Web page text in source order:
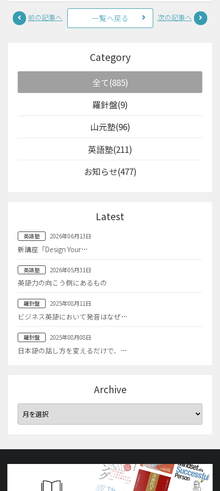
前の記事へ 一覧へ戻る 次の記事へ
Category
全て(885)
羅針盤(9)
山元塾(96)
英語塾(211)
お知らせ(477)
Latest
英語塾 2026年06月13日
新講座「Design Your…
英語塾 2026年05月31日
英語力の向こう側にあるもの
羅針盤 2025年08月11日
ビジネス英語において発音はなぜ…
羅針盤 2025年08月08日
日本語の話し方を変えるだけで、…
Archive